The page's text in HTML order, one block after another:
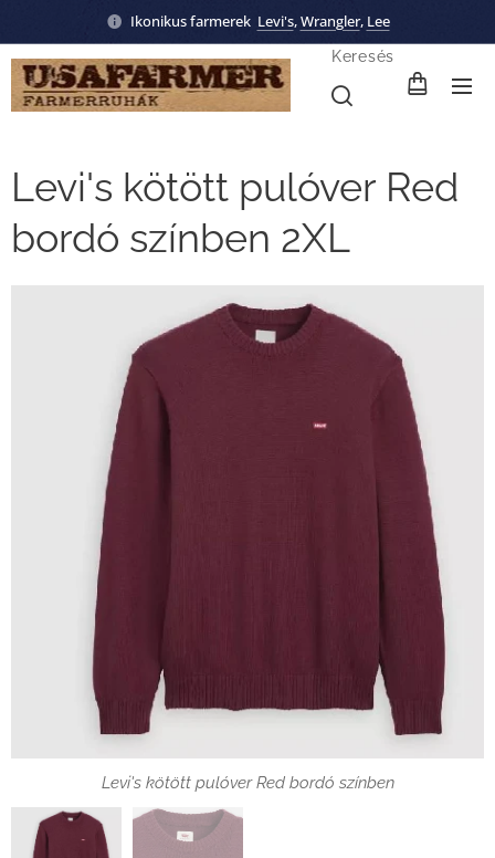
Ikonikus farmerek Levi's,Wrangler, Lee
Keresés
Levi's kötött pulóver Red
bordó színben 2XL
Levi's kötött pulóver Red bordó színben
Levi's kötött pulóver Red bordó színben nyak